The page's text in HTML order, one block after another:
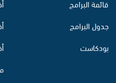
قائمة البرامج
جدول البرامج
بودكاست